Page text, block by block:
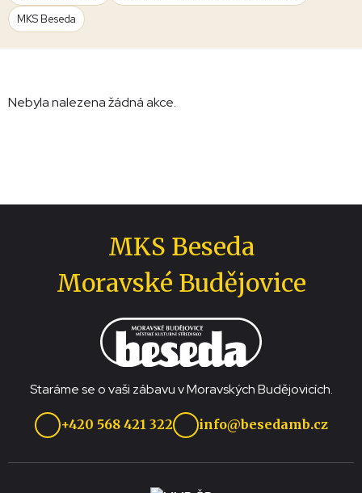
MKS Beseda
Nebyla nalezena žádná akce.
MKS Beseda
Moravské Budějovice
Staráme se o vaši zábavu v Moravských Budějovicích.
+420 568 421 322 info@besedamb.cz